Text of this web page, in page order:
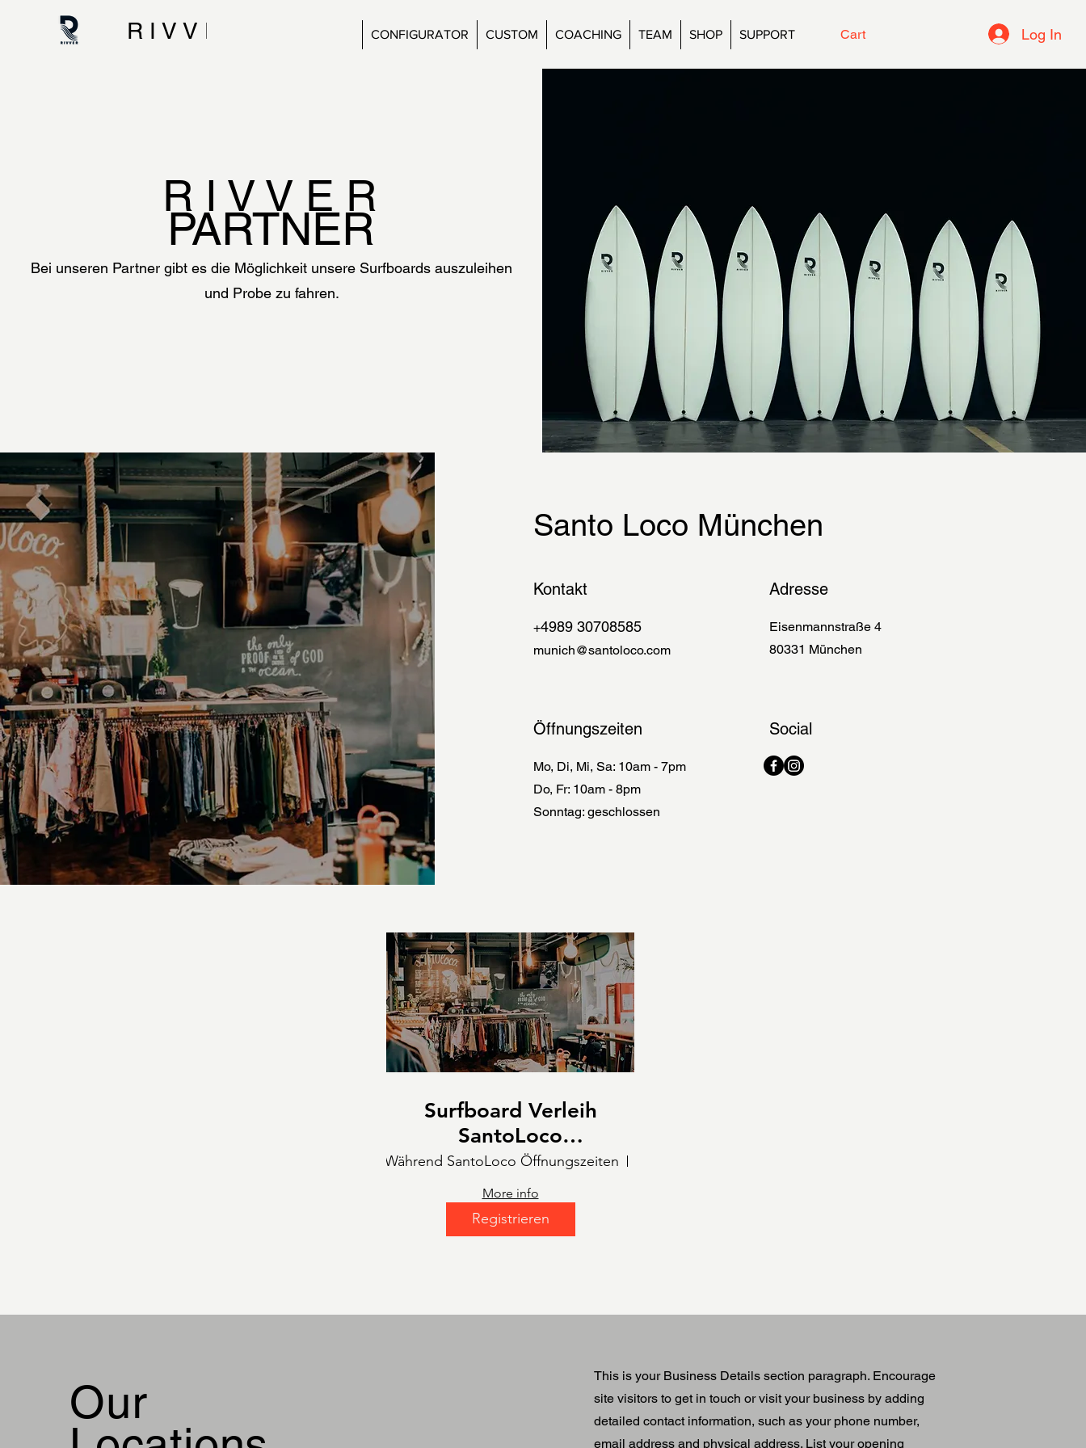
R I V V E R CONFIGURATOR CUSTOM COACHING TEAM SHOP SUPPORT Cart Log In
R I V V E R
PARTNER
Bei unseren Partner gibt es die Möglichkeit unsere Surfboards auszuleihen
und Probe zu fahren.
Santo Loco München
Kontakt
+4989 30708585
munich@santoloco.com
Adresse
Eisenmannstraße 4
80331 München
Öffnungszeiten
Mo, Di, Mi, Sa: 10am - 7pm
Do, Fr: 10am - 8pm
​Sonntag: geschlossen
Social
Surfboard Verleih
SantoLoco
München
Während SantoLoco Öffnungszeiten
More info
Registrieren
Our
This is your Business Details section paragraph. Encourage
site visitors to get in touch or visit your business by adding
detailed contact information, such as your phone number,
email address and physical address. List your opening